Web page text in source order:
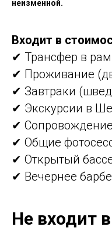
неизменной.
Входит в
✔ Трансфер в
✔ Проживание
✔ Завтраки
✔ Экскурсии в
✔
✔ Общие
✔ Открытый
✔ Вечернее
Не входит